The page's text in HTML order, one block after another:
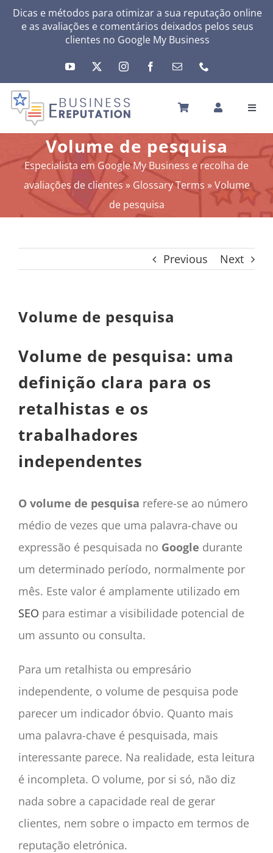
SkipDicas e métodos para otimizar a sua reputação online
e as avaliações e comentários deixados pelos seus
clientes no Google My Business
INÍCIO
A SUA REPUTAÇÃO
A SUA ATIVIDADE
MEUS SERVIÇOS
OUTRAS SOLUÇÕES
SEARCH
FOR:
Português
Volume de pesquisa
Especialista em Google My Business e recolha de
avaliações de clientes» Glossary Terms »Volume
de pesquisa
Previous Next
Volume de pesquisa
Volume de pesquisa: uma
definição clara para os
retalhistas e os
trabalhadores
independentes
O volume de pesquisa refere-se ao número
médio de vezes que uma palavra-chave ou
expressão é pesquisada no Google durante
um determinado período, normalmente por
mês. Este valor é amplamente utilizado em
SEO para estimar a visibilidade potencial de
um assunto ou consulta.
Para um retalhista ou empresário
independente, o volume de pesquisa pode
parecer um indicador óbvio. Quanto mais
uma palavra-chave é pesquisada, mais
interessante parece. Na realidade, esta leitura
é incompleta. O volume, por si só, não diz
nada sobre a capacidade real de gerar
clientes, nem sobre o impacto em termos de
reputação eletrónica.